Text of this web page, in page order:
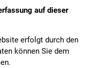
auf dieser
erfolgt durch den
können Sie dem